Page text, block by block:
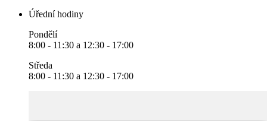
Úřední hodiny
Pondělí
8:00 - 11:30 a 12:30 - 17:00
Středa
8:00 - 11:30 a 12:30 - 17:00